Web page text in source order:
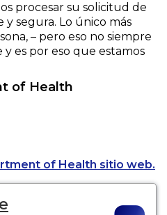
procesar su solicitud de
y segura. Lo único más
– pero eso no siempre
es por eso que estamos
of Health
of Health sitio web.